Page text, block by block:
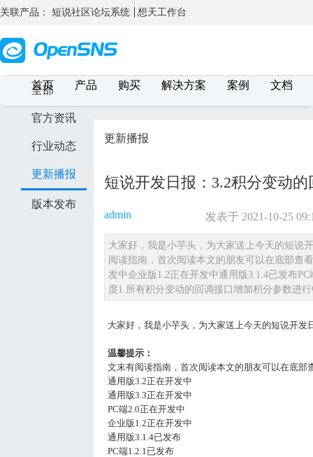
关联产品： 短说社区论坛系统 想天工作台
首页 产品 购买 解决方案 案例 文档
全部
官方资讯
行业动态
更新播报
版本发布
更新播报
短说开发日报：3.2积分变动
admin 发表于 2021-10-25
大家好，我是小芋头，为大家送上今天的短说
阅读指南，首次阅读本文的朋友可以在底部查
发中企业版1.2正在开发中通用版3.1.4已发布
度1.所有积分变动的回调接口增加积分参数进
大家好，我是小芋头，为大家送上今天的短说开
温馨提示：
文末有阅读指南，首次阅读本文的朋友可以在底部
通用版3.2正在开发中
通用版3.3正在开发中
PC端2.0正在开发中
企业版1.2正在开发中
通用版3.1.4已发布
PC端1.2.1已发布